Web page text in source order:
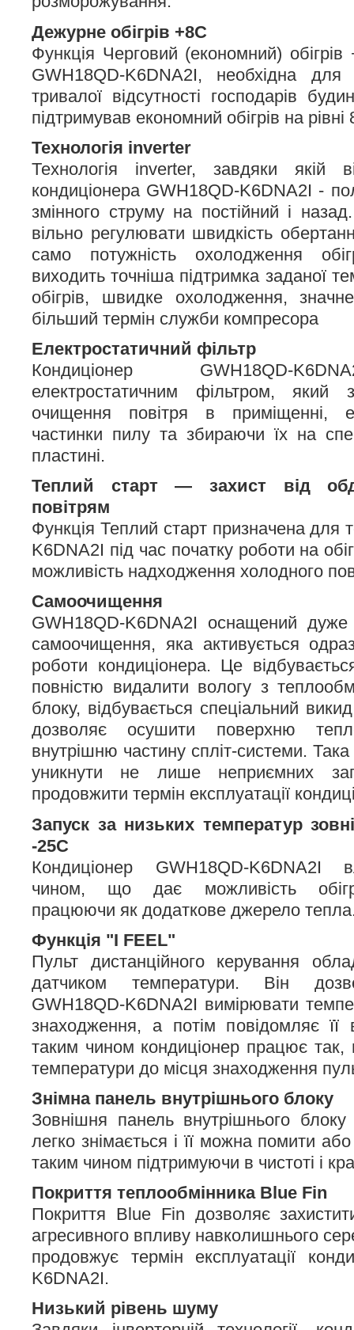
Дежурне обігрів +8С
Функція Черговий (економний)
GWH18QD-K6DNA2I, необхідна
тривалої відсутності господарів
підтримував економний обігрів на рівні
Технологія inverter
Технологія inverter, завдяки якій
кондиціонера GWH18QD-K6DNA2I -
змінного струму на постійний і
вільно регулювати швидкість
само потужність охолодження
виходить точніша підтримка заданої
обігрів, швидке охолодження,
більший термін служби компресора
Електростатичний фільтр
Кондиціонер GWH18QD-
електростатичним фільтром, який
очищення повітря в приміщенні,
частинки пилу та збираючи їх на
пластині.
Теплий старт — захист від
повітрям
Функція Теплий старт призначена для
K6DNA2I під час початку роботи на
можливість надходження холодного
Самоочищення
GWH18QD-K6DNA2I оснащений
самоочищення, яка активується
роботи кондиціонера. Це
повністю видалити вологу з
блоку, відбувається спеціальний
дозволяє осушити поверхню
внутрішню частину спліт-системи.
уникнути не лише неприємних
продовжити термін експлуатації
Запуск за низьких температур
-25С
Кондиціонер GWH18QD-K6DNA2I
чином, що дає можливість
працюючи як додаткове джерело
Функція "I FEEL"
Пульт дистанційного керування
датчиком температури. Він
GWH18QD-K6DNA2I вимірювати
знаходження, а потім повідомляє її
таким чином кондиціонер працює так,
температури до місця знаходження
Знімна панель внутрішнього блоку
Зовнішня панель внутрішнього
легко знімається і її можна помити
таким чином підтримуючи в чистоті і
Покриття теплообмінника Blue Fin
Покриття Blue Fin дозволяє
агресивного впливу навколишнього
продовжує термін експлуатації
K6DNA2I.
Низький рівень шуму